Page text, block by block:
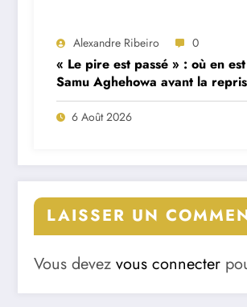
Alexandre Ribeiro 0
« Le pire est passé » : où en
Samu Aghehowa avant la
Porto ?
6 Août 2026
LAISSER UN
Vous devez vous connecter